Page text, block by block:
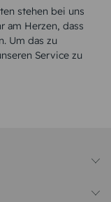
stehen bei uns
am Herzen, dass
Um das zu
Service zu